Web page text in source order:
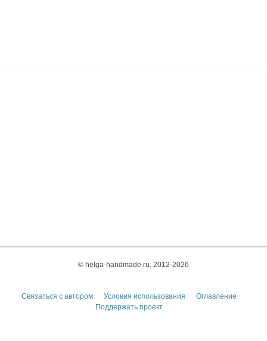
© helga-handmade.ru, 2012-2026
Связаться с автором Условия использования
Оглавление
Поддержать проект